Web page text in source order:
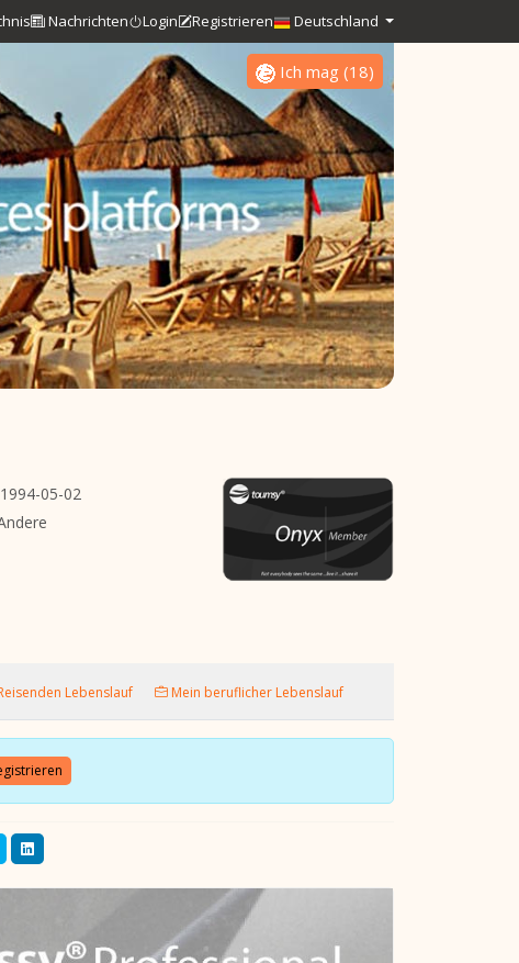
Nachrichten Login Registrieren Deutschland
Ich mag (18)
1994-05-02
Lebenslauf Mein beruflicher Lebenslauf